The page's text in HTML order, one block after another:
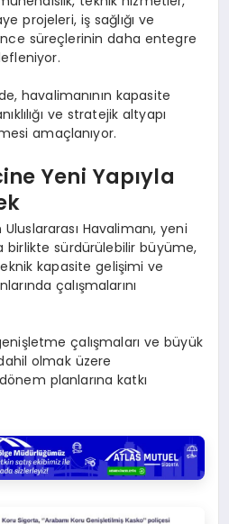
projeleri, iş sağlığı ve
süreçlerinin daha entegre
havalimanının kapasite
ve stratejik altyapı
amaçlanıyor.
Yeni Yapıyla
Havalimanı, yeni
birlikte sürdürülebilir büyüme,
kapasite gelişimi ve
çalışmalarını
çalışmaları ve büyük
olmak üzere
planlarına katkı